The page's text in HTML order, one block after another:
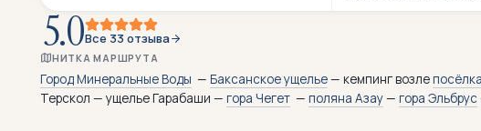
5.0Все 33 отзыва
НИТКА МАРШРУТА
Город Минеральные Воды — Баксанское ущелье— кемпинг возле
Терскол — ущелье Гарабаши — гора Чегет — поляна Азау— гора Эльбрус